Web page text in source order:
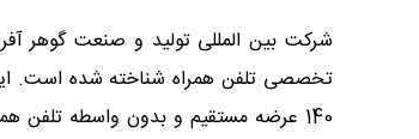
140 عرضه مستقیم و بدون واسطه